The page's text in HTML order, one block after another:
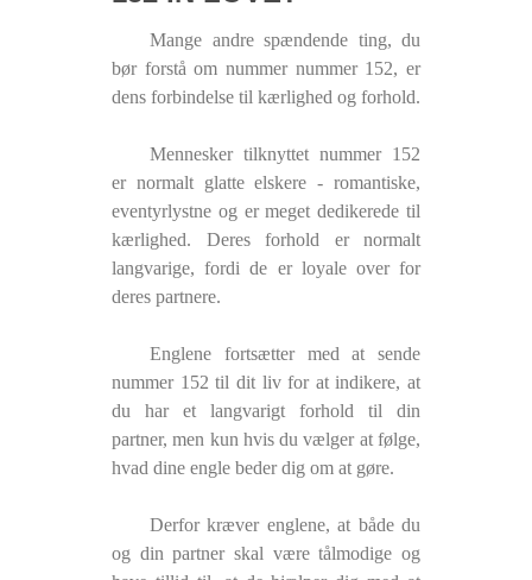
Mange andre spændende ting, du
bør forstå om nummer nummer 152, er
dens forbindelse til kærlighed og forhold.
Mennesker tilknyttet nummer 152
er normalt glatte elskere - romantiske,
eventyrlystne og er meget dedikerede til
kærlighed. Deres forhold er normalt
langvarige, fordi de er loyale over for
deres partnere.
Englene fortsætter med at sende
nummer 152 til dit liv for at indikere, at
du har et langvarigt forhold til din
partner, men kun hvis du vælger at følge,
hvad dine engle beder dig om at gøre.
Derfor kræver englene, at både du
og din partner skal være tålmodige og